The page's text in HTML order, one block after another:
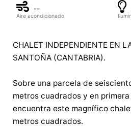
--
Aire acondicionado
CHALET INDEPENDIENTE EN
SANTOÑA (CANTABRIA).
Sobre una parcela de
metros cuadrados y en
encuentra este magnífico
metros cuadrados.